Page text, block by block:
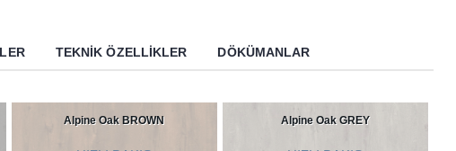
TEKNIK ÖZELLIKLER DÖKÜMANLAR
Alpine Oak BROWN Alpine Oak GREY